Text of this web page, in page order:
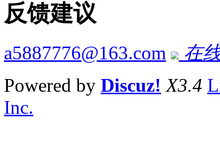
反馈建议
a5887776@163.com
在
Powered by Discuz! X3.4
Inc.